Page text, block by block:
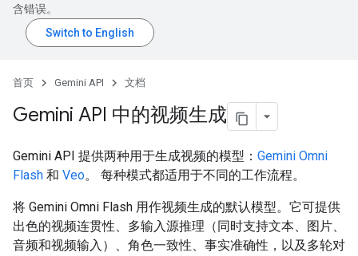
含错误。
首页 Gemini API 文档
Gemini API 中的视频生成
Gemini API 提供两种用于生成视频的模型： Gemini Omni
Flash 和 Veo。 每种模式都适用于不同的工作流程。
将 Gemini Omni Flash 用作视频生成的默认模型。它可提供
出色的视频连贯性、多输入源推理（同时支持文本、图片、
音频和视频输入）、角色一致性、事实准确性，以及多轮对